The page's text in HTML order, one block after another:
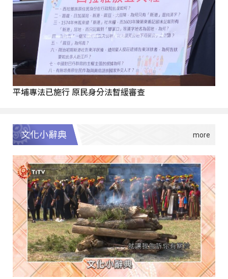
平埔專法已施行 原民身分法暫緩審查
文化小辭典